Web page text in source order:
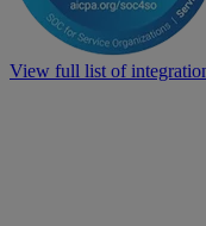
View full list of